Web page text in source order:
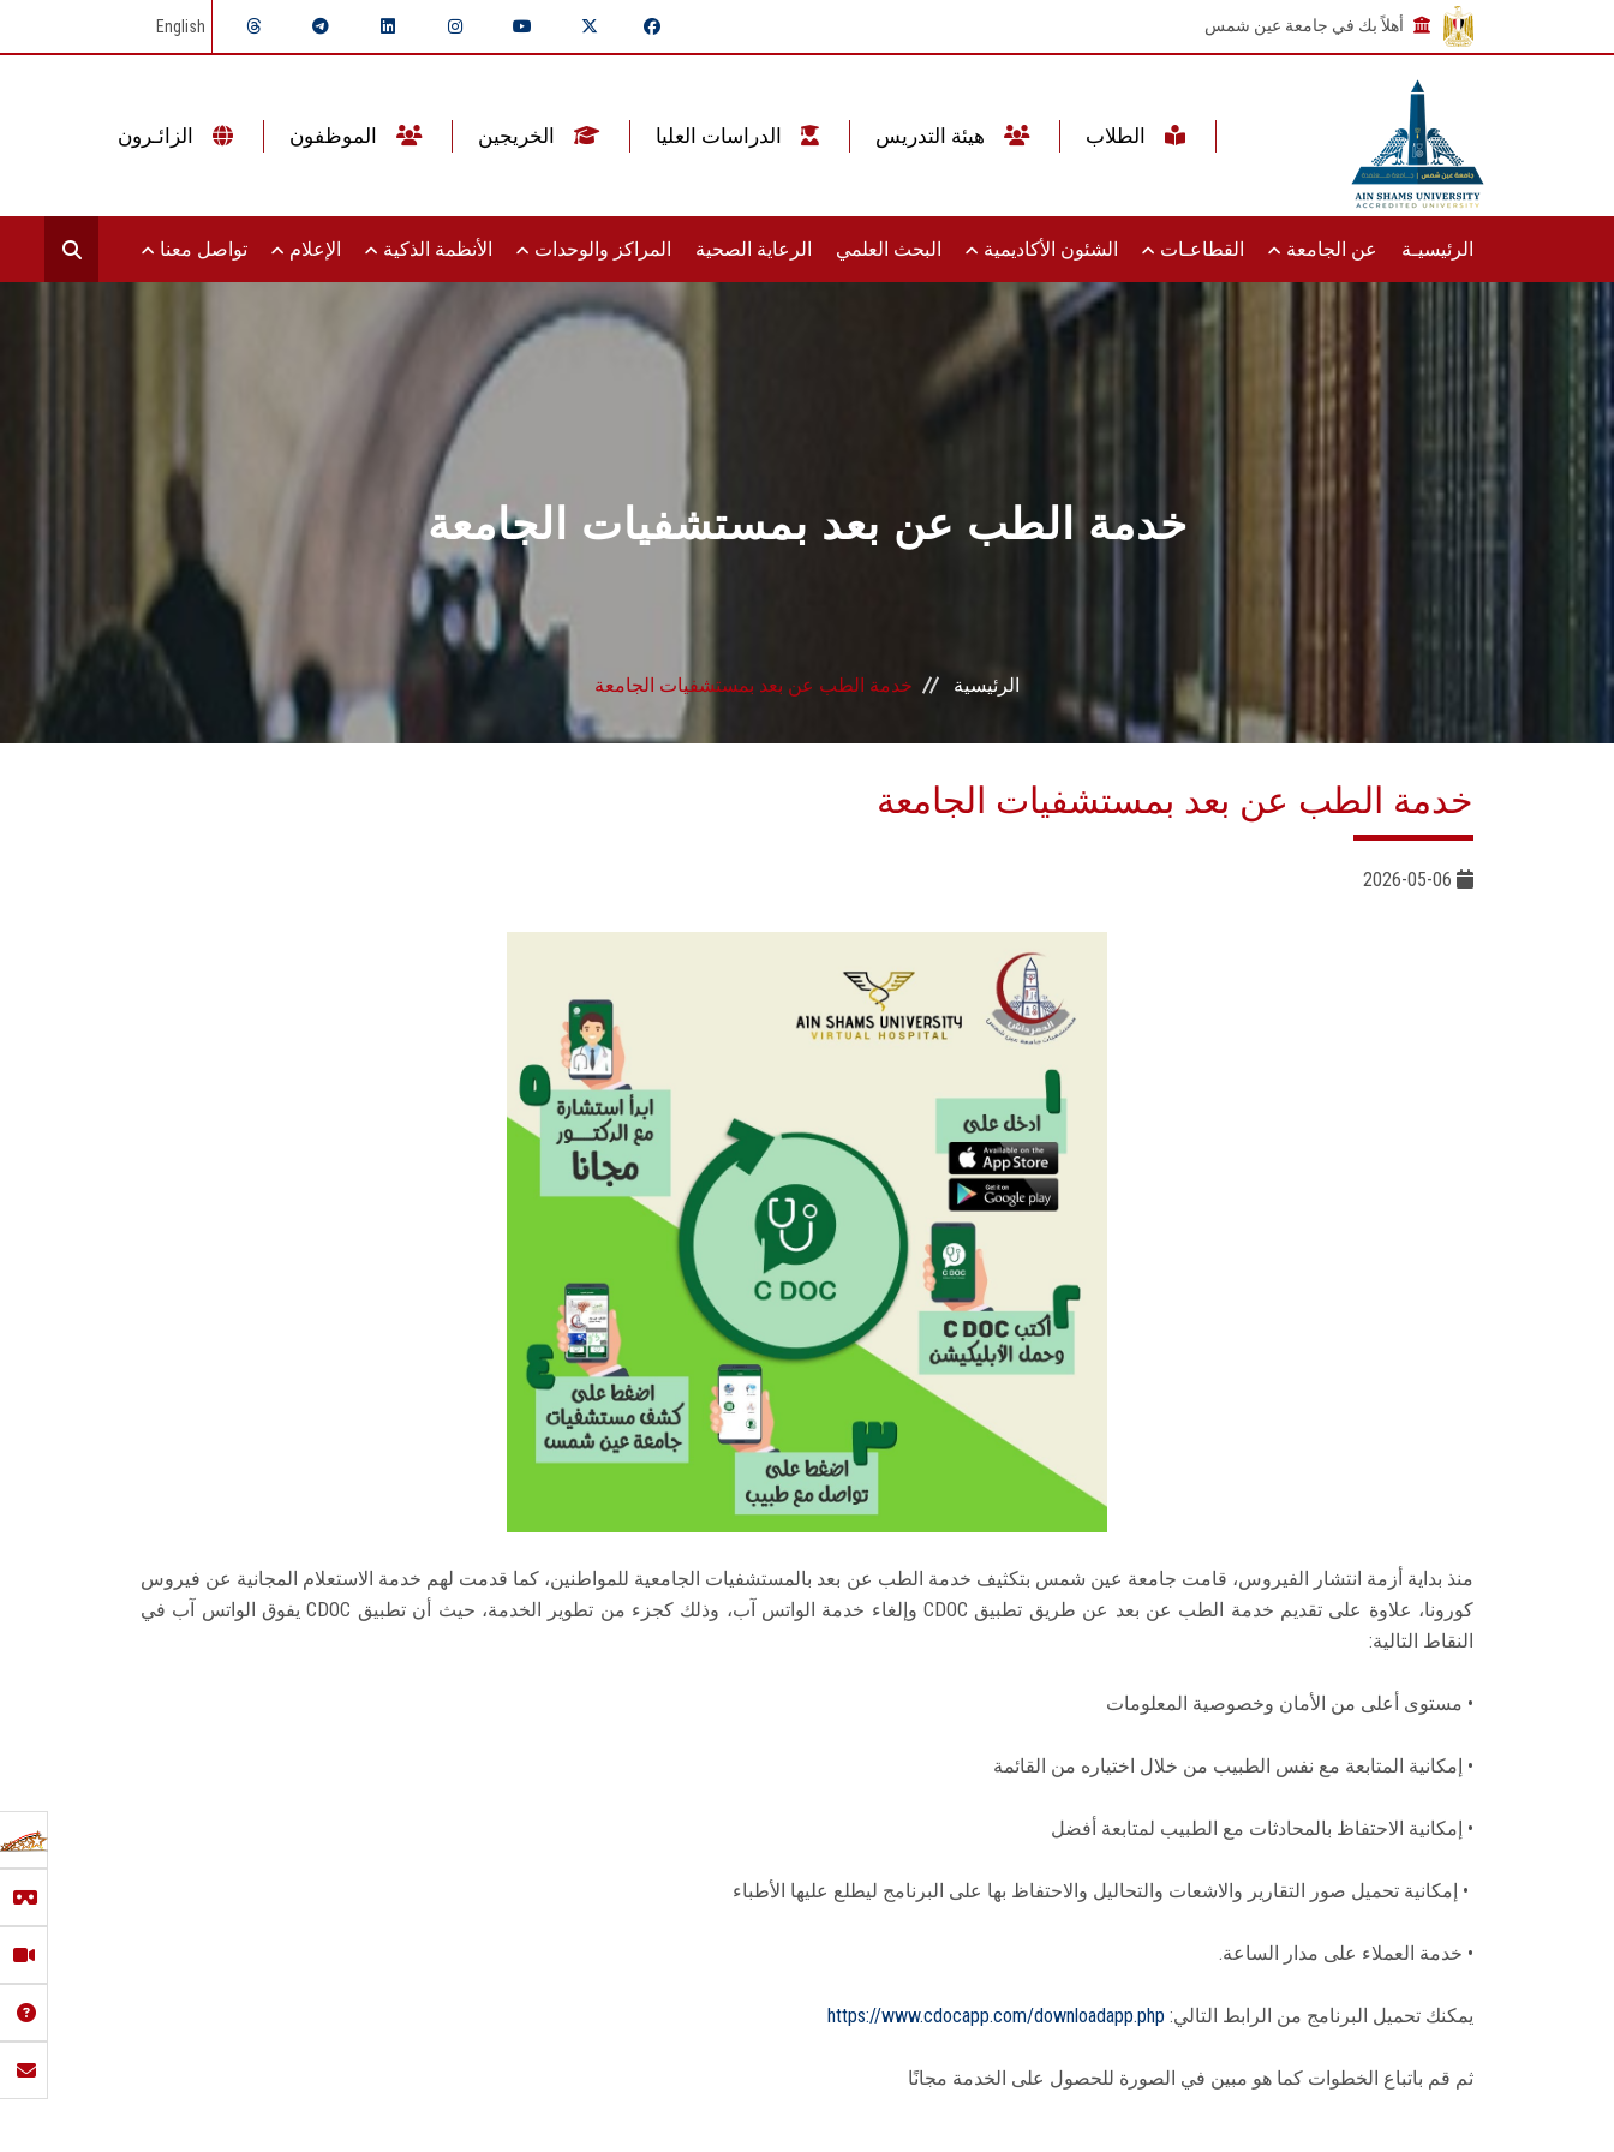
أهلاً بك في جامعة عين شمس English
الرئيسيـة عن الجامعة القطاعـات الشئون الأكاديمية البحث العلمي الرعاية الصحية المراكز والوحدات الأنظمة الذكية الإعلام تواصل معنا
خدمة الطب عن بعد بمستشفيات الجامعة
الرئيسية خدمة الطب عن بعد بمستشفيات الجامعة
خدمة الطب عن بعد بمستشفيات الجامعة
منذ بداية أزمة انتشار الفيروس، قامت جامعة عين شمس بتكثيف خدمة الطب عن بعد بالمستشفيات الجامعية للمواطنين، كما قدمت لهم خدمة الاستعلام المجانية عن فيروس
كورونا، علاوة على تقديم خدمة الطب عن بعد عن طريق تطبيق CDOC وإلغاء خدمة الواتس آب، وذلك كجزء من تطوير الخدمة، حيث أن تطبيق CDOC يفوق الواتس آب في
النقاط التالية:
• مستوى أعلى من الأمان وخصوصية المعلومات
• إمكانية المتابعة مع نفس الطبيب من خلال اختياره من القائمة
• إمكانية الاحتفاظ بالمحادثات مع الطبيب لمتابعة أفضل
• إمكانية تحميل صور التقارير والاشعات والتحاليل والاحتفاظ بها على البرنامج ليطلع عليها الأطباء
• خدمة العملاء على مدار الساعة.
يمكنك تحميل البرنامج من الرابط التالي: https://www.cdocapp.com/downloadapp.php
ثم قم باتباع الخطوات كما هو مبين في الصورة للحصول على الخدمة مجانًا